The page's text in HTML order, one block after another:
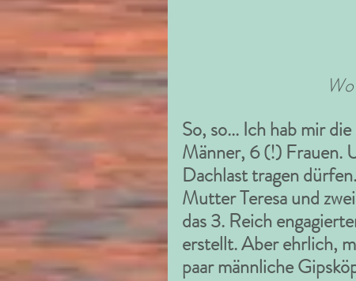
So, so... Ich hab mir
Männer, 6 (!) Frauen.
Dachlast tragen
Mutter Teresa und
das 3. Reich
erstellt. Aber ehrlich,
paar männliche